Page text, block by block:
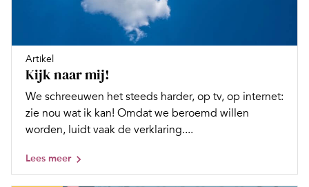
Artikel
Kijk naar mij!
We schreeuwen het steeds harder, op tv, op internet:
zie nou wat ik kan! Omdat we beroemd willen
worden, luidt vaak de verklaring....
Lees meer